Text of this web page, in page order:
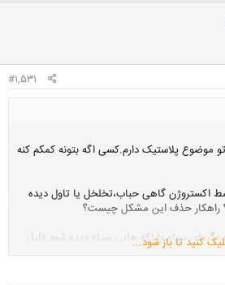
#1,531
موضوع پلاستیک دارم.کسی اگه بتونه کمکم کنه
اکستروژن گاهی حباب،تخلخل یا تاول دیده
راهکار حذف این مشکل چیست؟
سیاه یا لکه هایی سیاه دیده شود.دلیل
کنید تا باز شود...